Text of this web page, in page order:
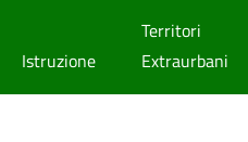
Istruzione
Territori
Extraurbani